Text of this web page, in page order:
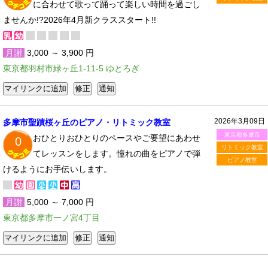
に合わせて歌って踊って楽しい時間を過ごし
ませんか!?2026年4月新クラススタート!!
月謝 3,000 ～ 3,900 円
東京都羽村市緑ヶ丘1-11-5 ゆとろぎ
2026年3月09日
東京都多摩市
リトミック教室
ピアノ教室
多摩市聖蹟桜ヶ丘のピアノ・リトミック教室
0
おひとりおひとりのペースやご要望にあわせ
てレッスンをします。憧れの曲をピアノで弾
けるようにお手伝いします。
月謝 5,000 ～ 7,000 円
東京都多摩市一ノ宮4丁目